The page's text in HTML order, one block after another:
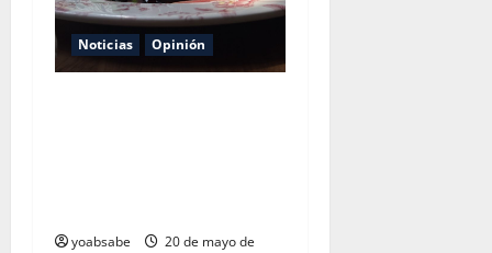
Noticias Opinión
yoabsabe
20 de mayo de